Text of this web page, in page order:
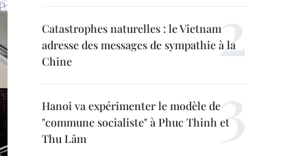
Catastrophes naturelles : le Vietnam
adresse des messages de sympathie à la
Chine
Hanoi va expérimenter le modèle de
"commune socialiste" à Phuc Thinh et
Thu Lâm